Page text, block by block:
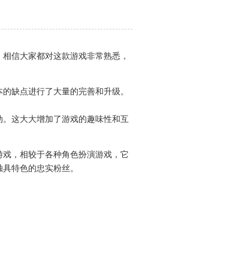
信大家都对这款游戏非常熟悉，
缺点进行了大量的完善和升级。
这大大增加了游戏的趣味性和互
，相较于各种角色扮演游戏，它
特色的忠实粉丝。